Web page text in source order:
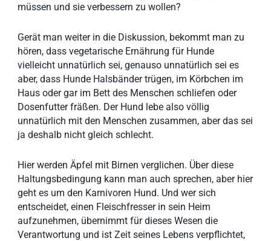
müssen und sie verbessern zu wollen?
Gerät man weiter in die Diskussion, bekommt man zu
hören, dass vegetarische Ernährung für Hunde
vielleicht unnatürlich sei, genauso unnatürlich sei es
aber, dass Hunde Halsbänder trügen, im Körbchen im
Haus oder gar im Bett des Menschen schliefen oder
Dosenfutter fräßen. Der Hund lebe also völlig
unnatürlich mit den Menschen zusammen, aber das sei
ja deshalb nicht gleich schlecht.
Hier werden Äpfel mit Birnen verglichen. Über diese
Haltungsbedingung kann man auch sprechen, aber hier
geht es um den Karnivoren Hund. Und wer sich
entscheidet, einen Fleischfresser in sein Heim
aufzunehmen, übernimmt für dieses Wesen die
Verantwortung und ist Zeit seines Lebens verpflichtet,